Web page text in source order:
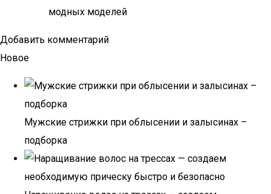
модных моделей
Добавить комментарий
Новое
Мужские стрижки при облысении и залысинах –
подборка